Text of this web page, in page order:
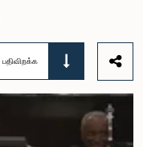
பதிவிறக்க